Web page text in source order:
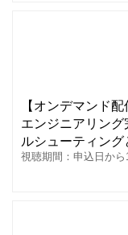
【オンデマンド
エンジニアリン
ルシューティング
視聴期間：申込日から